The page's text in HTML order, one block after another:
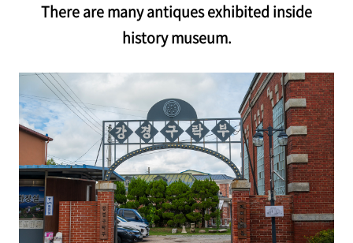
There are many antiques exhibited inside
history museum.